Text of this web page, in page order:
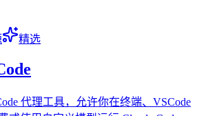
精选
代理工具，允许你在终端、VSCode